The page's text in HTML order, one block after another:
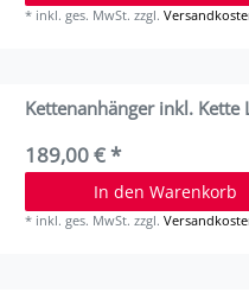
* inkl. ges. MwSt. zzgl.
Kettenanhänger inkl. Kette
189,00 € *
In den Warenkorb
* inkl. ges. MwSt. zzgl.